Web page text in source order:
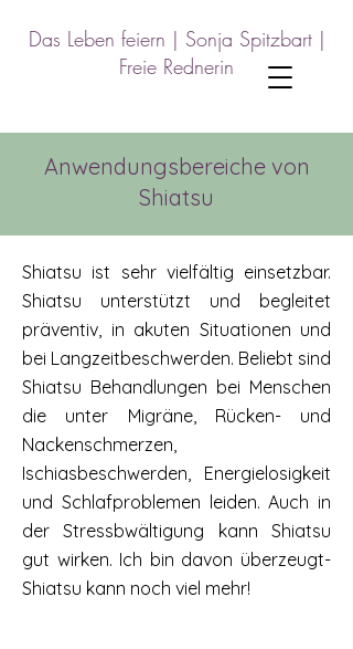
Das Leben feiern | Sonja Spitzbart |
Freie Rednerin
Anwendungsbereiche von
Shiatsu
Shiatsu ist sehr vielfältig einsetzbar.
Shiatsu unterstützt und begleitet
präventiv, in akuten Situationen und
bei Langzeitbeschwerden. Beliebt sind
Shiatsu Behandlungen bei Menschen
die unter Migräne, Rücken- und
Nackenschmerzen,
Ischiasbeschwerden, Energielosigkeit
und Schlafproblemen leiden. Auch in
der Stressbwältigung kann Shiatsu
gut wirken. Ich bin davon überzeugt-
Shiatsu kann noch viel mehr!